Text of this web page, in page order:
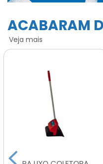
ACABARAM
Veja mais